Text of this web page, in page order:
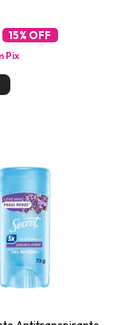
15% OFF
Pix